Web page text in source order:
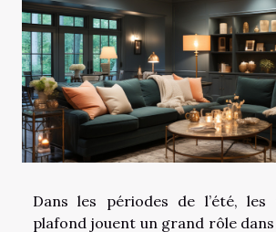
Dans les périodes de l’été, les
plafond jouent un grand rôle dans